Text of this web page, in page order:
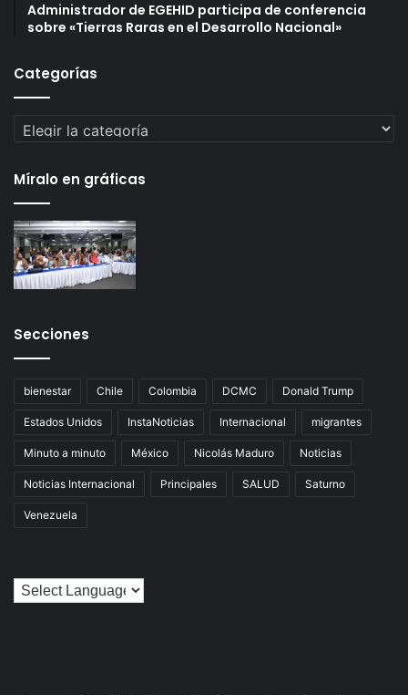
Administrador de EGEHID participa de conferencia
sobre «Tierras Raras en el Desarrollo Nacional»
Categorías
Categorías
Míralo en gráficas
Secciones
bienestar Chile Colombia DCMC Donald Trump
Estados Unidos InstaNoticias Internacional migrantes
Minuto a minuto México Nicolás Maduro Noticias
Noticias Internacional Principales SALUD Saturno
Venezuela